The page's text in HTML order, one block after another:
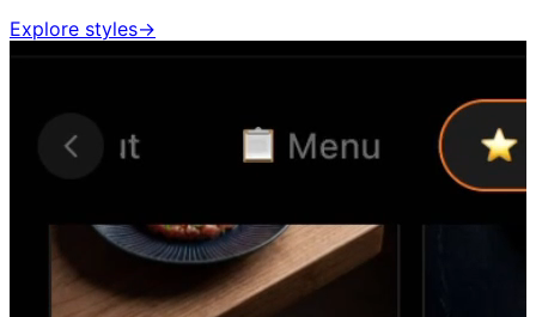
Explore styles→